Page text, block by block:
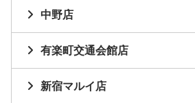
中野店
有楽町交通会館店
新宿マルイ店